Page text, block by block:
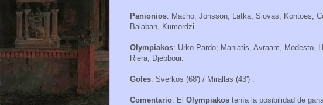
Panionios: Macho; Jonsson, Latka, Siovas, Kontoes;
Balaban, Kumordzi.
Olympiakos: Urko Pardo; Maniatis, Avraam, Modesto,
Riera; Djebbour.
Goles: Sverkos (68') / Mirallas (43') .
Comentario: El Olympiakos tenía la posibilidad de